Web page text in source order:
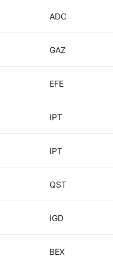
ADC
GAZ
EFE
IPT
IPT
QST
IGD
BEX